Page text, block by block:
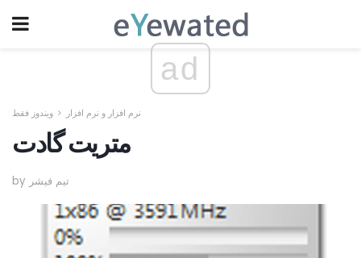
ad
نرم افزار و نرم افزار ویندوز فقط
متریت گادت
by تیم فیشر